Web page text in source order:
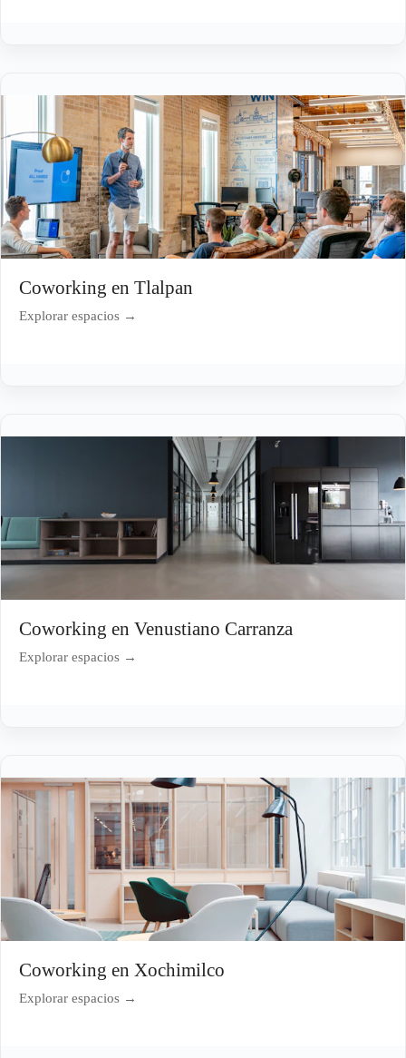
Coworking en Tlalpan
Explorar espacios →
Coworking en Venustiano Carranza
Explorar espacios →
Coworking en Xochimilco
Explorar espacios →